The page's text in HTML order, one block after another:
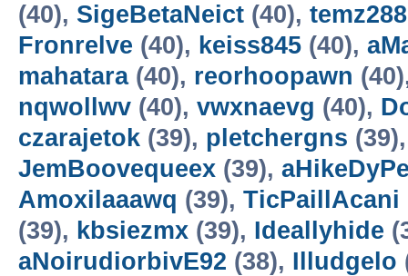
(40), SigeBetaNeict (40), temz288
Fronrelve (40), keiss845 (40),
mahatara(40), reorhoopawn
nqwollwv (40), vwxnaevg (40),
czarajetok (39), pletchergns
JemBoovequeex (39),
Amoxilaaawq (39), TicPaillAcani
(39), kbsiezmx (39), Ideallyhide
aNoirudiorbivE92 (38), Illudgelo